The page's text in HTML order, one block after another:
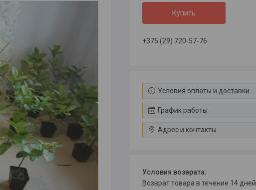
Купить
+375 (29) 720-57-76
Условия оплаты и доставки
График работы
Адрес и контакты
возврат товара в течение 14 дней